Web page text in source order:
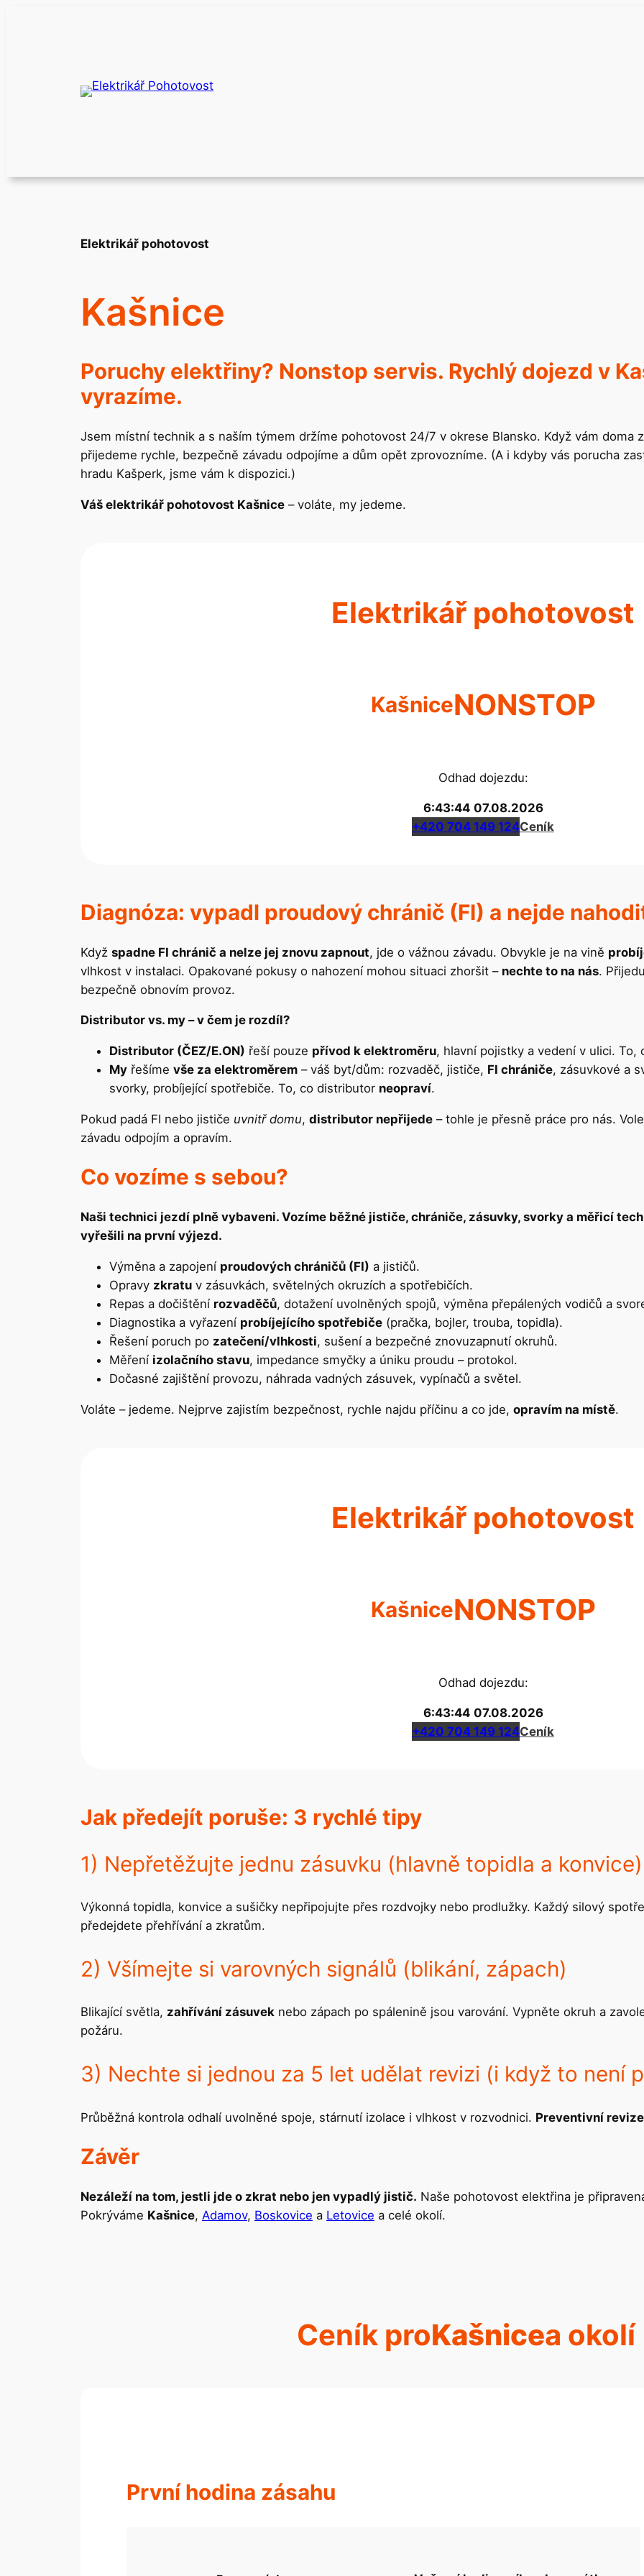
Elektrikář pohotovost
Kašnice
Poruchy elektřiny? Nonstop servis. Rychlý dojezd v
vyrazíme.
Jsem místní technik a s naším týmem držíme pohotovost 24/7 v okrese Blansko. Když vám doma
přijedeme rychle, bezpečně závadu odpojíme a dům opět zprovozníme. (A i kdyby vás porucha
hradu Kašperk, jsme vám k dispozici.)
Váš elektrikář pohotovost Kašnice – voláte, my jedeme.
Elektrikář pohotovost
KašniceNONSTOP
Odhad dojezdu:
6:43:44 07.08.2026
+420 704 149 124Ceník
Diagnóza: vypadl proudový chránič (FI) a nejde
Když spadne FI chránič a nelze jej znovu zapnout, jde o vážnou závadu. Obvykle je na vině
vlhkost v instalaci. Opakované pokusy o nahození mohou situaci zhoršit – nechte to na nás.
bezpečně obnovím provoz.
Distributor vs. my – v čem je rozdíl?
Distributor (ČEZ/E.ON) řeší pouze přívod k elektroměru, hlavní pojistky a vedení v ulici. To,
My řešíme vše za elektroměrem – váš byt/dům: rozvaděč, jističe, FI chrániče, zásuvkové a
svorky, probíjející spotřebiče. To, co distributor neopraví.
Pokud padá FI nebo jističe uvnitř domu, distributor nepřijede – tohle je přesně práce pro nás.
závadu odpojím a opravím.
Co vozíme s sebou?
Naši technici jezdí plně vybaveni. Vozíme běžné jističe, chrániče, zásuvky, svorky a měřicí
vyřešili na první výjezd.
Výměna a zapojení proudových chráničů (FI) a jističů.
Opravy zkratu v zásuvkách, světelných okruzích a spotřebičích.
Repas a dočištění rozvaděčů, dotažení uvolněných spojů, výměna přepálených vodičů a
Diagnostika a vyřazení probíjejícího spotřebiče (pračka, bojler, trouba, topidla).
Řešení poruch po zatečení/vlhkosti, sušení a bezpečné znovuzapnutí okruhů.
Měření izolačního stavu, impedance smyčky a úniku proudu – protokol.
Dočasné zajištění provozu, náhrada vadných zásuvek, vypínačů a světel.
Voláte – jedeme. Nejprve zajistím bezpečnost, rychle najdu příčinu a co jde, opravím na místě.
Elektrikář pohotovost
KašniceNONSTOP
Odhad dojezdu:
6:43:44 07.08.2026
+420 704 149 124Ceník
Jak předejít poruše: 3 rychlé tipy
1) Nepřetěžujte jednu zásuvku (hlavně topidla a konvice)
Výkonná topidla, konvice a sušičky nepřipojujte přes rozdvojky nebo prodlužky. Každý silový
předejdete přehřívání a zkratům.
2) Všímejte si varovných signálů (blikání, zápach)
Blikající světla, zahřívání zásuvek nebo zápach po spálenině jsou varování. Vypněte okruh a
požáru.
3) Nechte si jednou za 5 let udělat revizi (i když to není
Průběžná kontrola odhalí uvolněné spoje, stárnutí izolace i vlhkost v rozvodnici. Preventivní revize
Závěr
Nezáleží na tom, jestli jde o zkrat nebo jen vypadlý jistič. Naše pohotovost elektřina je
Pokrýváme Kašnice, Adamov, Boskovice a Letovice a celé okolí.
Ceník proKašnicea okolí
První hodina zásahu